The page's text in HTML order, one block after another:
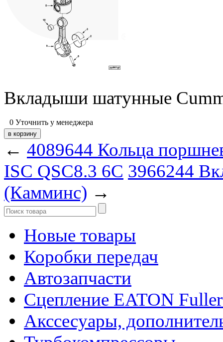
Вкладыши шатунные
0 Уточнить у менеджера
← 4089644 Кольца
ISC QSC8.3 6C 3966244
(Камминс) →
Новые товары
Коробки передач
Автозапчасти
Сцепление EATON
Акссесуары,